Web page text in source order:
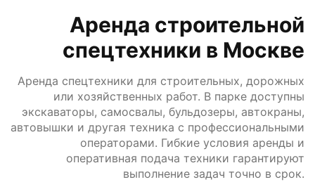
Аренда строительной
спецтехники в Москве
Аренда спецтехники для строительных, дорожных
или хозяйственных работ. В парке доступны
экскаваторы, самосвалы, бульдозеры, автокраны,
автовышки и другая техника с профессиональными
операторами. Гибкие условия аренды и
оперативная подача техники гарантируют
выполнение задач точно в срок.